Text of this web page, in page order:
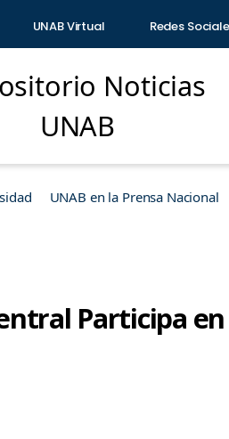
UNAB Virtual Redes
Noticias
UNAB
UNAB en la Prensa Nacional
Participa